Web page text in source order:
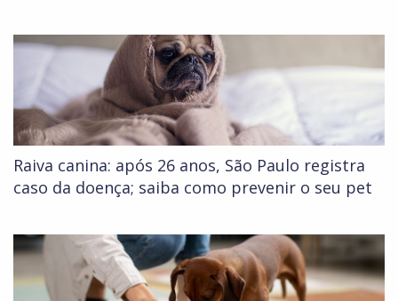
Raiva canina: após 26 anos, São Paulo registra
caso da doença; saiba como prevenir o seu pet